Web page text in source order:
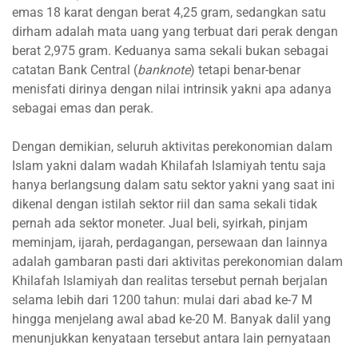
emas 18 karat dengan berat 4,25 gram, sedangkan satu
dirham adalah mata uang yang terbuat dari perak dengan
berat 2,975 gram. Keduanya sama sekali bukan sebagai
catatan Bank Central (banknote) tetapi benar-benar
menisfati dirinya dengan nilai intrinsik yakni apa adanya
sebagai emas dan perak.
Dengan demikian, seluruh aktivitas perekonomian dalam
Islam yakni dalam wadah Khilafah Islamiyah tentu saja
hanya berlangsung dalam satu sektor yakni yang saat ini
dikenal dengan istilah sektor riil dan sama sekali tidak
pernah ada sektor moneter. Jual beli, syirkah, pinjam
meminjam, ijarah, perdagangan, persewaan dan lainnya
adalah gambaran pasti dari aktivitas perekonomian dalam
Khilafah Islamiyah dan realitas tersebut pernah berjalan
selama lebih dari 1200 tahun: mulai dari abad ke-7 M
hingga menjelang awal abad ke-20 M. Banyak dalil yang
menunjukkan kenyataan tersebut antara lain pernyataan